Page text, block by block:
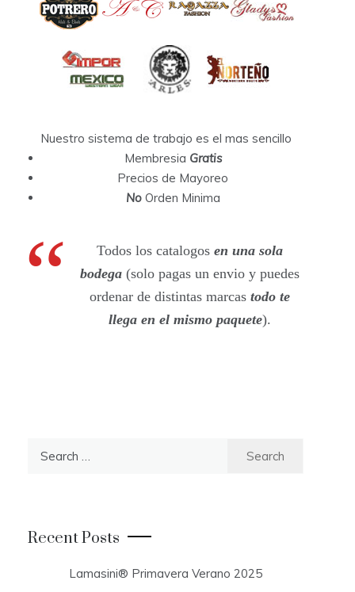
Nuestro sistema de trabajo es el mas sencillo
Membresia Gratis
Precios de Mayoreo
NoOrden Minima
Todos los catalogos en una sola
bodega (solo pagas un envio y puedes
ordenar de distintas marcastodo te
llega en el mismo paquete).
Recent Posts
Lamasini® Primavera Verano 2025